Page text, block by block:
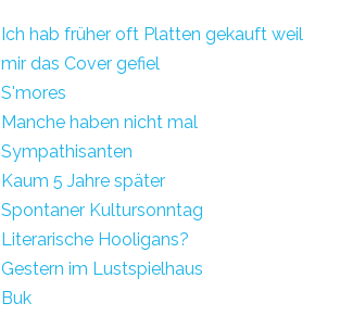
Ich hab früher oft Platten gekauft weil
mir das Cover gefiel
S'mores
Manche haben nicht mal
Sympathisanten
Kaum 5 Jahre später
Spontaner Kultursonntag
Literarische Hooligans?
Gestern im Lustspielhaus
Buk